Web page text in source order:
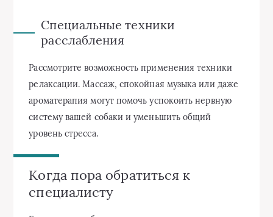
Специальные техники
расслабления
Рассмотрите возможность применения техники
релаксации. Массаж, спокойная музыка или даже
ароматерапия могут помочь успокоить нервную
систему вашей собаки и уменьшить общий
уровень стресса.
Когда пора обратиться к
специалисту